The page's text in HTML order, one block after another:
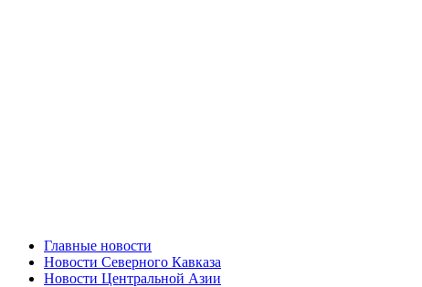
Главные новости
Новости Северного Кавказа
Новости Центральной Азии